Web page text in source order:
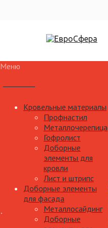
Меню
Кровельные материалы
Профнастил
Металлочерепица
Гофролист
Доборные
элементы для
кровли
Лист и штрипс
Доборные элементы
для фасада
Металлосайдинг
Доборные